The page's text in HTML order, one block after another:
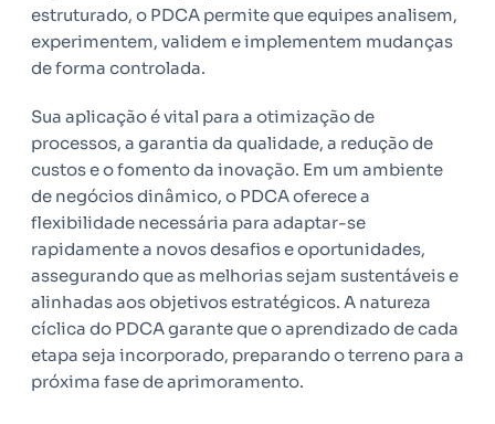
estruturado, o PDCA permite que equipes analisem,
experimentem, validem e implementem mudanças
de forma controlada.
Sua aplicação é vital para a otimização de
processos, a garantia da qualidade, a redução de
custos e o fomento da inovação. Em um ambiente
de negócios dinâmico, o PDCA oferece a
flexibilidade necessária para adaptar-se
rapidamente a novos desafios e oportunidades,
assegurando que as melhorias sejam sustentáveis e
alinhadas aos objetivos estratégicos. A natureza
cíclica do PDCA garante que o aprendizado de cada
etapa seja incorporado, preparando o terreno para a
próxima fase de aprimoramento.